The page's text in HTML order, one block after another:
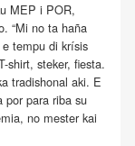
MEP i POR,
“Mi no ta haña
tempu di krísis
shirt, steker, fiesta.
tradishonal aki. E
por para riba su
no mester kai